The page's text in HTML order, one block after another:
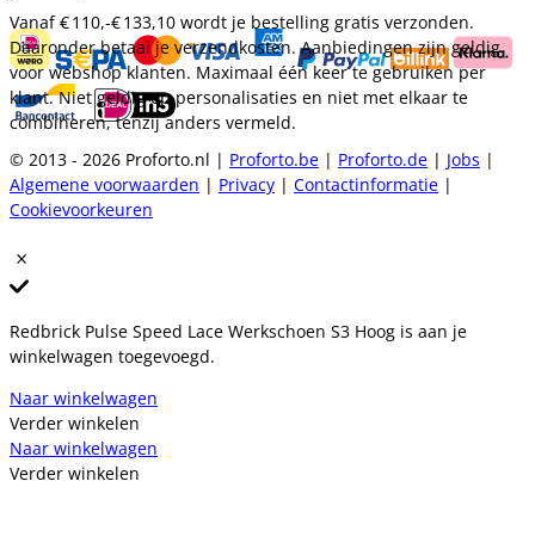
Vanaf€ 110,-€ 133,10 wordt je bestelling gratis verzonden.
Daaronder betaal je verzendkosten. Aanbiedingen zijn geldig
voor webshop klanten. Maximaal één keer te gebruiken per
klant. Niet geldig op personalisaties en niet met elkaar te
combineren, tenzij anders vermeld.
© 2013 - 2026 Proforto.nl | Proforto.be | Proforto.de | Jobs |
Algemene voorwaarden | Privacy | Contactinformatie |
Cookievoorkeuren
Redbrick Pulse Speed Lace Werkschoen S3 Hoog is aan je
winkelwagen toegevoegd.
Naar winkelwagen
Verder winkelen
Naar winkelwagen
Verder winkelen